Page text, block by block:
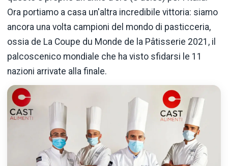
Ora portiamo a casa un'altra incredibile vittoria: siamo
ancora una volta campioni del mondo di pasticceria,
ossia de La Coupe du Monde de la Pâtisserie 2021, il
palcoscenico mondiale che ha visto sfidarsi le 11
nazioni arrivate alla finale.